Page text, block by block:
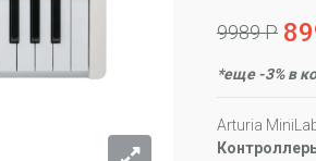
9989 Р
*еще -3% в
Arturia